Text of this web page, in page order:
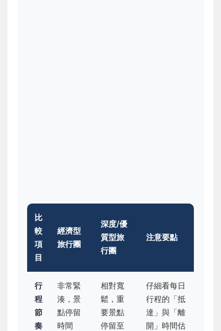
比
較
項
目
經濟型
旅行團
深度/優
質型旅
行團
注意要點
行
程
節
奏
非常緊
湊，景
點停留
時間
相對寬
鬆，重
要景點
停留至
仔細看每日
行程的「抵
達」與「離
開」時間估